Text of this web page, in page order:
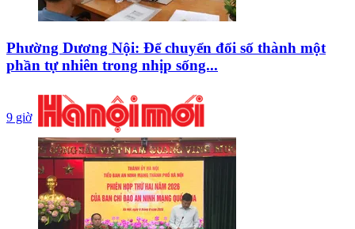
Phường Dương Nội: Để chuyển đổi số thành một
phần tự nhiên trong nhịp sống...
9 giờ